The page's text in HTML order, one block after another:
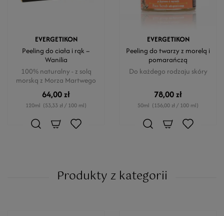
EVERGETIKON
Peeling do ciała i rąk –
Wanilia
100% naturalny - z solą
morską z Morza Martwego
64,00 zł
120ml (53,33 zł / 100 ml)
EVERGETIKON
Peeling do twarzy z morelą i
pomarańczą
Do każdego rodzaju skóry
78,00 zł
50ml (156,00 zł / 100 ml)
Produkty z kategorii